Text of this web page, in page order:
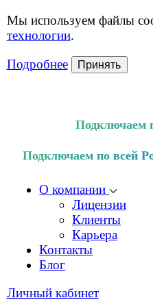
Мы используем файлы cookie
Принять
Подключаем по всей России
О компании
Карьера
Контакты
Личный кабинет
для бизнеса